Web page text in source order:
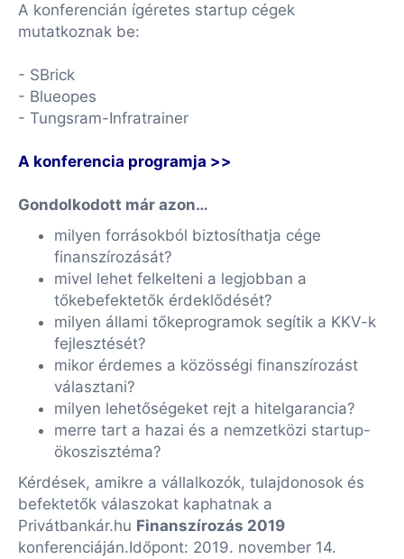
A konferencián ígéretes startup cégek
mutatkoznak be:
- SBrick
- Blueopes
- Tungsram-Infratrainer
A konferencia programja >>
Gondolkodott már azon…
milyen forrásokból biztosíthatja cége
finanszírozását?
mivel lehet felkelteni a legjobban a
tőkebefektetők érdeklődését?
milyen állami tőkeprogramok segítik a KKV-k
fejlesztését?
mikor érdemes a közösségi finanszírozást
választani?
milyen lehetőségeket rejt a hitelgarancia?
merre tart a hazai és a nemzetközi startup-
ökoszisztéma?
Kérdések, amikre a vállalkozók, tulajdonosok és
befektetők válaszokat kaphatnak a
Privátbankár.hu Finanszírozás 2019
konferenciáján.Időpont: 2019. november 14.